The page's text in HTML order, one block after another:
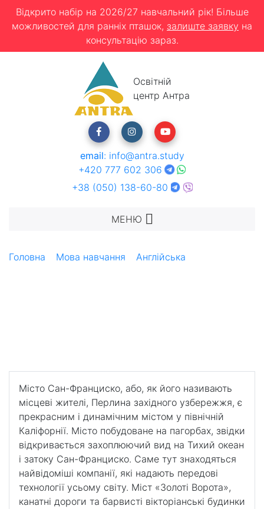
Відкрито набір на 2026/27 навчальний рік! Більше
можливостей для ранніх пташок, залиште заявку на
консультацію зараз.
Освітній
центр Антра
email: info@antra.study
+420 777 602 306
+38 (050) 138-60-80
МЕНЮ
Головна Мова навчання Англійська
Місто Сан-Франциско, або, як його називають
місцеві жителі, Перлина західного узбережжя, є
прекрасним і динамічним містом у північній
Каліфорнії. Місто побудоване на пагорбах, звідки
відкривається захоплюючий вид на Тихий океан
і затоку Сан-Франциско. Саме тут знаходяться
найвідоміші компанії, які надають передові
технології усьому світу. Міст «Золоті Ворота»,
канатні дороги та барвисті вікторіанські будинки